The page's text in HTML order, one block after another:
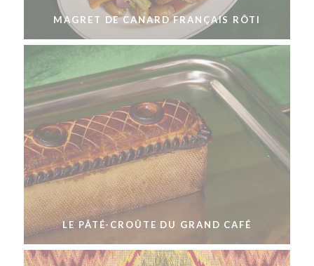
MAGRET DE CANARD FRANÇAIS RÔTI
LE PÂTÉ-CROÛTE DU GRAND CAFÉ